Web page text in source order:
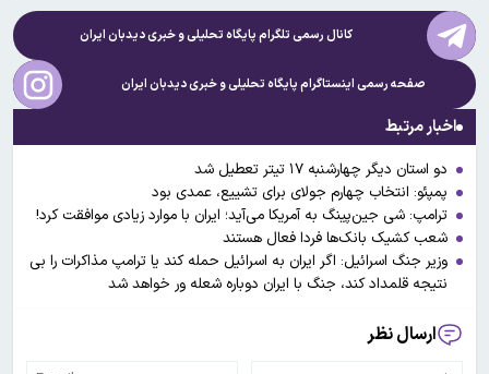
کانال رسمی تلگرام پایگاه تحلیلی و خبریدیدبان ایران
صفحه رسمی اینستاگرام پایگاه تحلیلی و خبریدیدبان ایران
اخبار مرتبط
دو استان دیگر چهارشنبه ۱۷ تیتر تعطیل شد
پمپئو: انتخاب چهارم جولای برای تشییع، عمدی بود
ترامپ: شی جین‌پینگ به آمریکا می‌آید؛ ایران با موارد زیادی موافقت کرد!
شعب کشیک بانک‌ها فردا فعال هستند
وزیر جنگ اسرائیل: اگر ایران به اسرائیل حمله کند یا ترامپ مذاکرات را بی
نتیجه قلمداد کند، جنگ با ایران دوباره شعله ور خواهد شد
ارسال نظر